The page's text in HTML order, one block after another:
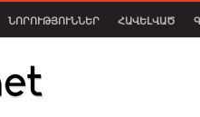
ՆՈՐՈՒԹՅՈՒՆՆԵՐ ՀԱՎԵԼՎԱԾ